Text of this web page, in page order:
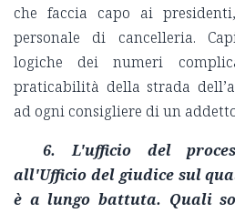
che faccia capo ai
personale di cancelleria.
logiche dei numeri
praticabilità della strada
ad ogni consigliere di un addetto
6. L'ufficio del
all'Ufficio del giudice sul
è a lungo battuta. Quali